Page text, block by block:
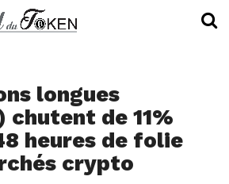
longues
chutent de 11%
heures de folie
crypto